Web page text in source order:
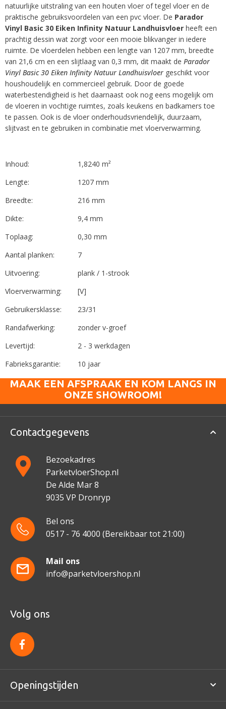
natuurlijke uitstraling van een houten vloer of tegel vloer en de
praktische gebruiksvoordelen van een pvc vloer. De Parador
Vinyl Basic 30 Eiken Infinity Natuur Landhuisvloer heeft een
prachtig dessin wat zorgt voor een mooie blikvanger in iedere
ruimte. De vloerdelen hebben een lengte van 1207 mm, breedte
van 21,6 cm en een slijtlaag van 0,3 mm, dit maakt de Parador
Vinyl Basic 30 Eiken Infinity Natuur Landhuisvloer geschikt voor
houshoudelijk en commercieel gebruik. Door de goede
waterbestendigheid is het daarnaast ook nog eens mogelijk om
de vloeren in vochtige ruimtes, zoals keukens en badkamers toe
te passen. Ook is de vloer onderhoudsvriendelijk, duurzaam,
slijtvast en te gebruiken in combinatie met vloerverwarming.
Inhoud:
1,8240 m²
Lengte:
1207 mm
Breedte:
216 mm
Dikte:
9,4 mm
Toplaag:
0,30 mm
Aantal planken:
7
Uitvoering:
plank / 1-strook
Vloerverwarming:
[V]
Gebruikersklasse:
23/31
Randafwerking:
zonder v-groef
Levertijd:
2 - 3 werkdagen
Fabrieksgarantie:
10 jaar
MAAK EEN AFSPRAAK EN KOM LANGS IN
ONZE SHOWROOM!
Contactgegevens
Bezoekadres
ParketvloerShop.nl
De Alde Mar 8
9035 VP Dronryp
Bel ons
0517 - 76 4000 (Bereikbaar tot 21:00)
Mail ons
info@parketvloershop.nl
Volg ons
f
a
c
e
o
o
Openingstijden